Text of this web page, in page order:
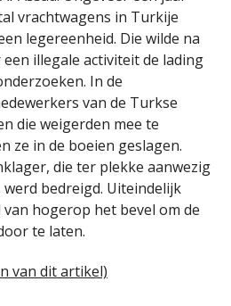
vrachtwagens in Turkije
legereenheid. Die wilde na
illegale activiteit de lading
In de
van de Turkse
die weigerden mee te
ze in de boeien geslagen.
die ter plekke aanwezig
bedreigd. Uiteindelijk
hogerop het bevel om de
te laten.
van dit artikel)